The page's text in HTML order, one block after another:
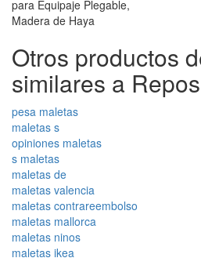
Otros productos
similares a
pesa maletas
maletas s
opiniones maletas
s maletas
maletas de
maletas valencia
maletas contrareembolso
maletas mallorca
maletas ninos
maletas ikea